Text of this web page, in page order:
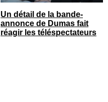
Un détail de la bande-
annonce de Dumas fait
réagir les téléspectateurs